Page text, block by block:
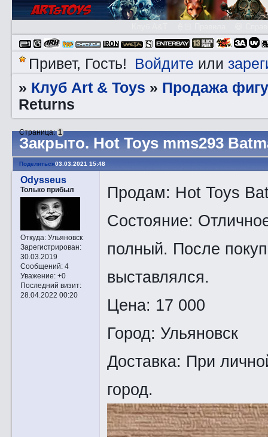
Привет, Гость! Войдите или
» Клуб Art & Toys » Продажа
Returns
Закрытo. Hot Toys mms293
Страница:1
Поделиться03.03.2021 15:48
Odysseus
Только прибыл
Откуда:Ульяновск
Зарегистрирован:
30.03.2019
Сообщений:4
Уважение: +0
Последний визит:
28.04.2022 00:20
Продам: Hot Toys
Состояние:
полный. После
выставлялся.
Цена: 17 000
Город: Ульяновск
Доставка: При
город.